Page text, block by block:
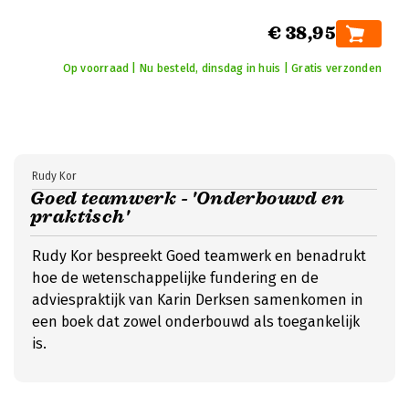
€ 38,95
Op voorraad | Nu besteld, dinsdag in huis | Gratis verzonden
Goed teamwerk - 'Onderbouwd en
praktisch'
Rudy Kor
Rudy Kor bespreekt Goed teamwerk en benadrukt
hoe de wetenschappelijke fundering en de
adviespraktijk van Karin Derksen samenkomen in
een boek dat zowel onderbouwd als toegankelijk
is.